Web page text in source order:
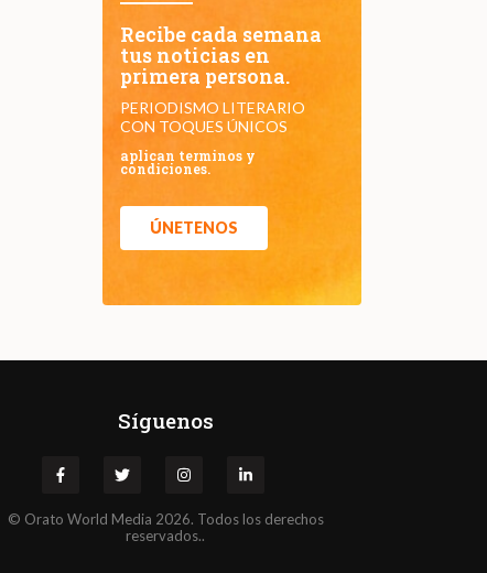
Recibe cada semana
tus noticias en
primera persona.
PERIODISMO LITERARIO
CON TOQUES ÚNICOS
aplican terminos y
condiciones.
ÚNETENOS
Síguenos
© Orato World Media 2026. Todos los derechos
reservados..